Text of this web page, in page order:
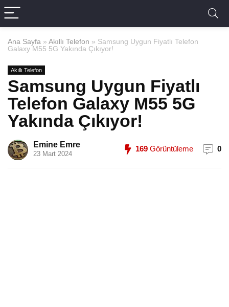
Ana Sayfa » Akıllı Telefon » Samsung Uygun Fiyatlı Telefon
Galaxy M55 5G Yakında Çıkıyor!
Akıllı Telefon
Samsung Uygun Fiyatlı
Telefon Galaxy M55 5G
Yakında Çıkıyor!
Emine Emre
23 Mart 2024
169 Görüntüleme 0